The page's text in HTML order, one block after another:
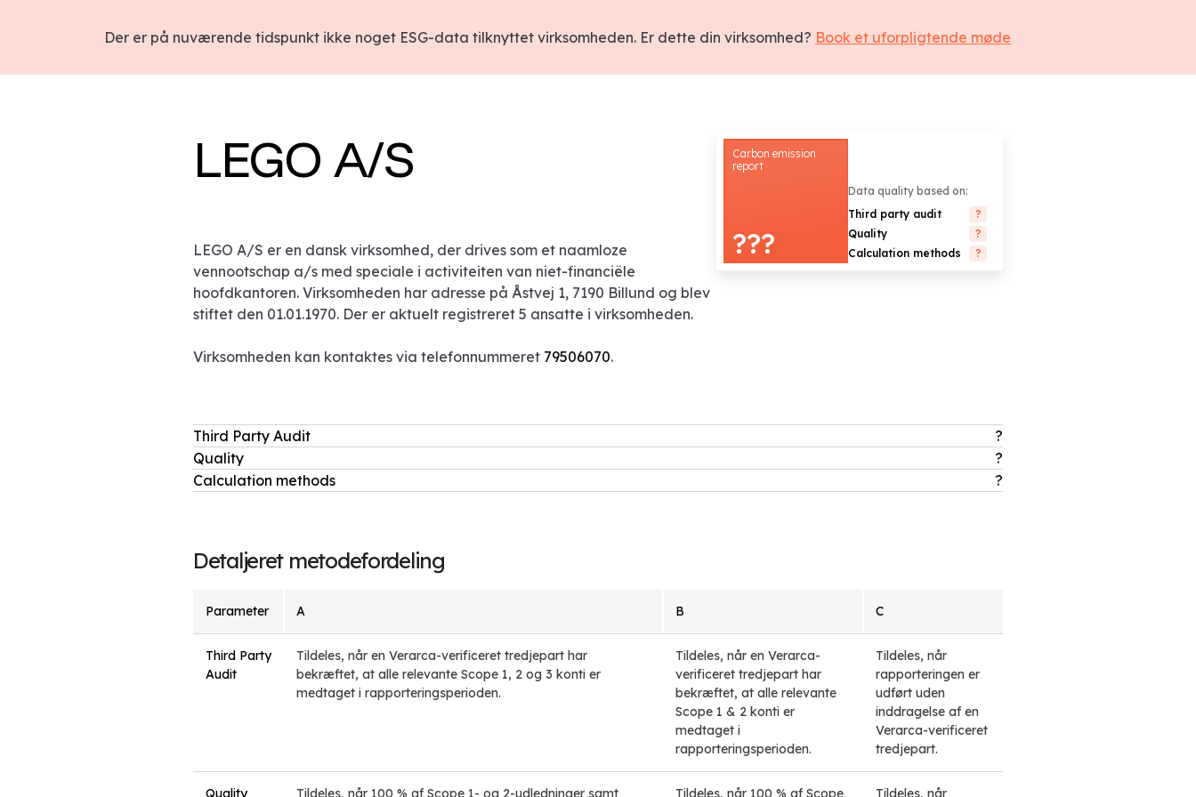
Der er på nuværende tidspunkt ikke noget ESG-data tilknyttet virksomheden. Er dette din virksomhed? Book et uforpligtende møde
LEGO A/S
LEGO A/S er en dansk virksomhed, der drives som et naamloze
vennootschap a/s med speciale i activiteiten van niet-financiële
hoofdkantoren. Virksomheden har adresse på Åstvej 1, 7190 Billund og blev
stiftet den 01.01.1970. Der er aktuelt registreret 5 ansatte i virksomheden.
Virksomheden kan kontaktes via telefonnummeret 79506070.
Third Party Audit
?
Quality
?
Calculation methods
?
Detaljeret metodefordeling
Parameter A B C
Third Party
Audit
Tildeles, når en Verarca-verificeret tredjepart har
bekræftet, at alle relevante Scope 1, 2 og 3 konti er
medtaget i rapporteringsperioden.
Tildeles, når en Verarca-
verificeret tredjepart har
bekræftet, at alle relevante
Scope 1 & 2 konti er
medtaget i
rapporteringsperioden.
Tildeles, når
rapporteringen er
udført uden
inddragelse af en
Verarca-verificeret
tredjepart.
Quality Tildeles, når 100 % af Scope 1- og 2-udledninger samt Tildeles, når 100 % af Scope Tildeles, når